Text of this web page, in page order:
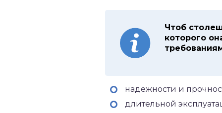
Чтоб
которого
надежности и
длительной